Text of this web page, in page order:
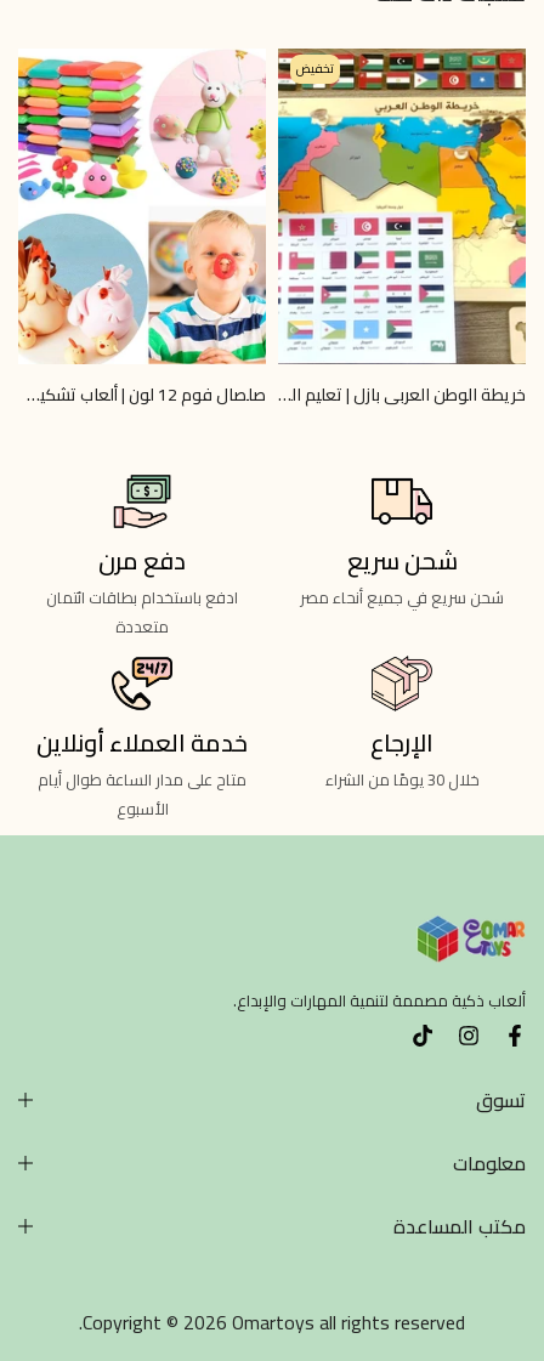
تخفيض
خريطة الوطن العربي بازل | تعليم الجغرافيا 6+ | Omar Toys
صلصال فوم 12 لون | ألعاب تشكيل آمنة | Omar Toys
شحن سريع
شحن سريع في جميع أنحاء مصر
دفع مرن
ادفع باستخدام بطاقات ائتمان
متعددة
الإرجاع
خلال 30 يومًا من الشراء
خدمة العملاء أونلاين
متاح على مدار الساعة طوال أيام
الأسبوع
ألعاب ذكية مصممة لتنمية المهارات والإبداع.
تسوق
معلومات
مكتب المساعدة
Copyright © 2026 Omartoys all rights reserved.